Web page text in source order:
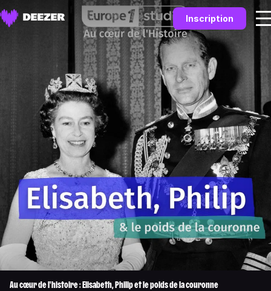
Inscription
Au cœur de l'histoire : Elisabeth, Philip et le poids de la couronne